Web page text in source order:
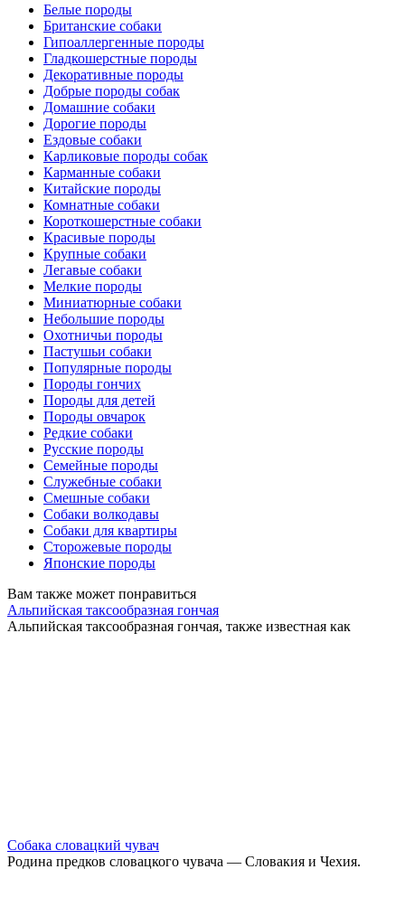
Белые породы
Британские собаки
Гипоаллергенные породы
Гладкошерстные породы
Декоративные породы
Добрые породы собак
Домашние собаки
Дорогие породы
Ездовые собаки
Карликовые породы собак
Карманные собаки
Китайские породы
Комнатные собаки
Короткошерстные собаки
Красивые породы
Крупные собаки
Легавые собаки
Мелкие породы
Миниатюрные собаки
Небольшие породы
Охотничьи породы
Пастушьи собаки
Популярные породы
Породы гончих
Породы для детей
Породы овчарок
Редкие собаки
Русские породы
Семейные породы
Служебные собаки
Смешные собаки
Собаки волкодавы
Собаки для квартиры
Сторожевые породы
Японские породы
Вам также может понравиться
Альпийская таксообразная гончая
Альпийская таксообразная гончая, также известная как
Собака словацкий чувач
Родина предков словацкого чувача — Словакия и Чехия.